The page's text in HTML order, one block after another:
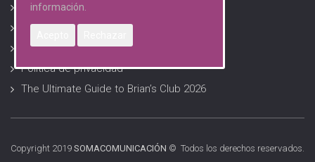
Avisos Legales
Descarga formularios RGPD
Política de Cookies
Política de privacidad
The Ultimate Guide to Brian’s Club 2026
Copyright 2019 SOMACOMUNICACIÓN © Todos los derechos reservados.
información.